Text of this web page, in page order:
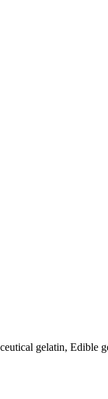
gelatin, Edible